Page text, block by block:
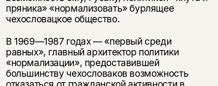
пряника» «нормализовать» бурлящее
чехословацкое общество.
В 1969—1987 годах — «первый среди
равных», главный архитектор политики
«нормализации», предоставившей
большинству чехословаков возможность